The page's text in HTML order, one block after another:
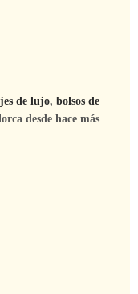
de lujo, bolsos de
desde hace más